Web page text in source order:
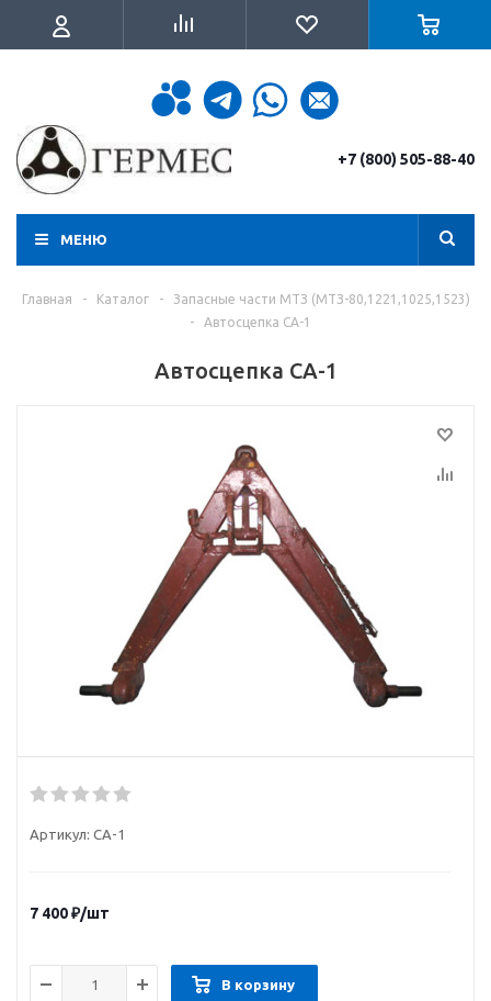
+7 (800) 505-88-40
МЕНЮ
Главная - Каталог -
Запасные части МТЗ (МТЗ-80,1221,1025,1523)
-
Автосцепка СА-1
Автосцепка СА-1
Артикул: СА-1
7 400₽/шт
В корзину